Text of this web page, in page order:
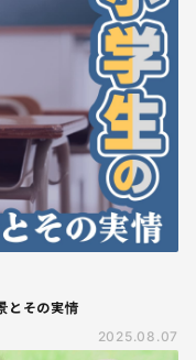
とその実情
2025.08.07